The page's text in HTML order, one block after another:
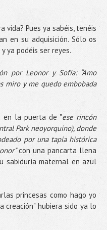
vida? Pues ya sabéis, tenéis
en su adquisición. Sólo os
ya podéis ser reyes.
por Leonor y Sofía: “Amo
miro y me quedo embobada
en la puerta de "ese rincón
Park neoyorquino), donde
por una tapia histórica
con una pancarta llena
sabiduría maternal en azul
princesas como hago yo
creación" hubiera sido ya lo